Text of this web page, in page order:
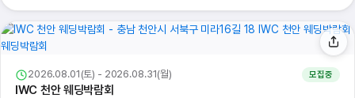
2026.08.01(토) - 2026.08.31(월) 모집중
IWC 천안 웨딩박람회